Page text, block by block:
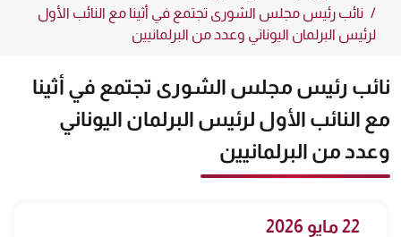
نائب رئيس مجلس الشورى تجتمع في أثينا مع النائب الأول
لرئيس البرلمان اليوناني وعدد من البرلمانيين
نائب رئيس مجلس الشورى تجتمع في أثينا
مع النائب الأول لرئيس البرلمان اليوناني
وعدد من البرلمانيين
22 مايو 2026